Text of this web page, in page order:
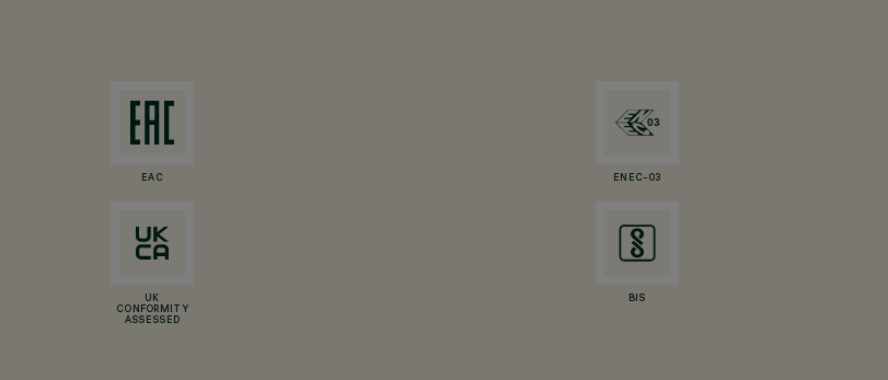
EAC ENEC-03
UK
CONFORMITY
ASSESSED
BIS